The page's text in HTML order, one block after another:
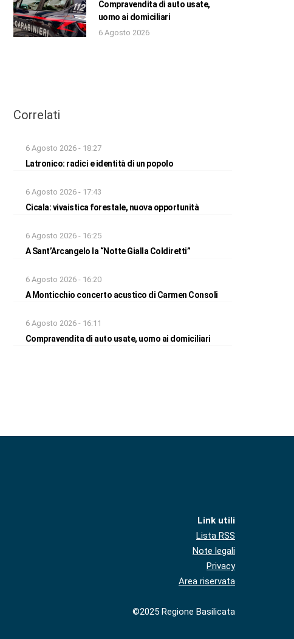
Compravendita di auto usate,
uomo ai domiciliari
6 Agosto 2026
Correlati
6 Agosto 2026 - 18:27
Latronico: radici e identità di un popolo
6 Agosto 2026 - 17:43
Cicala: vivaistica forestale, nuova opportunità
6 Agosto 2026 - 16:25
A Sant’Arcangelo la “Notte Gialla Coldiretti”
6 Agosto 2026 - 16:20
A Monticchio concerto acustico di Carmen Consoli
6 Agosto 2026 - 16:11
Compravendita di auto usate, uomo ai domiciliari
Link utili
Lista RSS
Note legali
Privacy
Area riservata
©2025 Regione Basilicata